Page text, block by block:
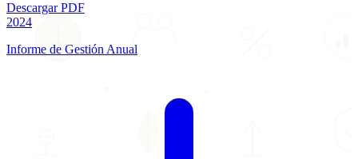
Descargar PDF
2024
Informe de Gestión Anual